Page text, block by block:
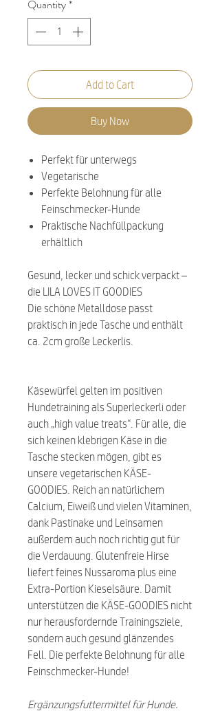
Quantity*
Add to Cart
Buy Now
Perfekt für unterwegs
Vegetarische
Perfekte Belohnung für alle
Feinschmecker-Hunde
Praktische Nachfüllpackung
erhältlich
Gesund, lecker und schick verpackt –
die LILA LOVES IT GOODIES
Die schöne Metalldose passt
praktisch in jede Tasche und enthält
ca. 2cm große Leckerlis.
Käsewürfel gelten im positiven
Hundetraining als Superleckerli oder
auch „high value treats“. Für alle, die
sich keinen klebrigen Käse in die
Tasche stecken mögen, gibt es
unsere vegetarischen KÄSE-
GOODIES. Reich an natürlichem
Calcium, Eiweiß und vielen Vitaminen,
dank Pastinake und Leinsamen
außerdem auch noch richtig gut für
die Verdauung. Glutenfreie Hirse
liefert feines Nussaroma plus eine
Extra-Portion Kieselsäure. Damit
unterstützen die KÄSE-GOODIES nicht
nur herausfordernde Trainingsziele,
sondern auch gesund glänzendes
Fell. Die perfekte Belohnung für alle
Feinschmecker-Hunde!
Ergänzungsfuttermittel für Hunde.